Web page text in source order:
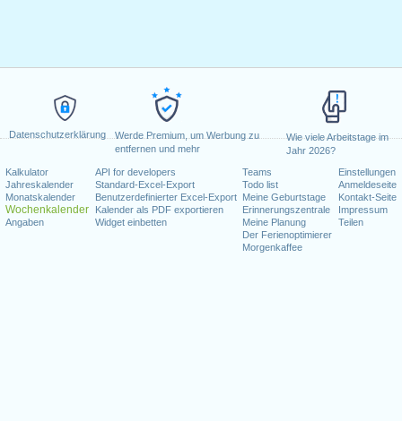
Datenschutzerklärung
Werde Premium, um Werbung zu
entfernen und mehr
Wie viele Arbeitstage im
Jahr 2026?
Kalkulator
Jahreskalender
Monatskalender
Wochenkalender
Angaben
API for developers
Standard-Excel-Export
Benutzerdefinierter Excel-Export
Kalender als PDF exportieren
Widget einbetten
Teams
Todo list
Meine Geburtstage
Erinnerungszentrale
Meine Planung
Der Ferienoptimierer
Morgenkaffee
Einstellungen
Anmeldeseite
Kontakt-Seite
Impressum
Teilen